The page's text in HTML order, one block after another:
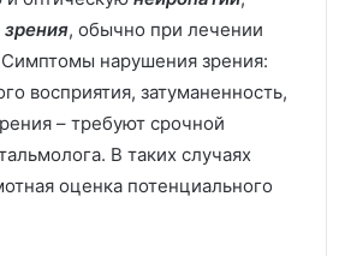
, обычно при лечении
нарушения зрения:
восприятия, затуманенность,
– требуют срочной
В таких случаях
оценка потенциального